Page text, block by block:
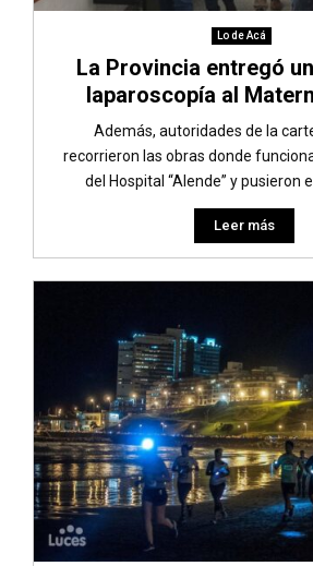
Lo de Acá
La Provincia entregó
laparoscopía al
Además, autoridades de la
recorrieron las obras donde
del Hospital “Alende” y pusieron
Leer más